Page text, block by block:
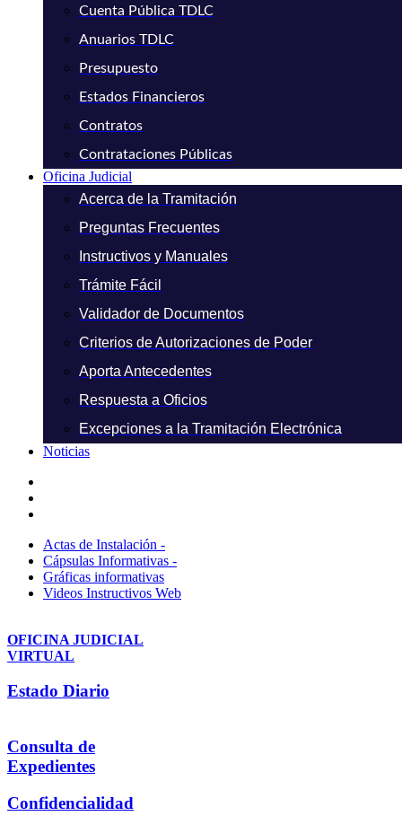
Cuenta Pública TDLC
Anuarios TDLC
Presupuesto
Estados Financieros
Contratos
Contrataciones Públicas
Oficina Judicial
Acerca de la Tramitación
Preguntas Frecuentes
Instructivos y Manuales
Trámite Fácil
Validador de Documentos
Criterios de Autorizaciones de Poder
Aporta Antecedentes
Respuesta a Oficios
Excepciones a la Tramitación Electrónica
Noticias
Actas de Instalación -
Cápsulas Informativas -
Gráficas informativas
Videos Instructivos Web
OFICINA JUDICIAL
VIRTUAL
Estado Diario
Consulta de
Expedientes
Confidencialidad